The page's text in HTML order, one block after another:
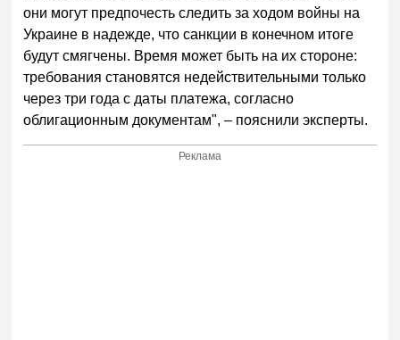
они могут предпочесть следить за ходом войны на
Украине в надежде, что санкции в конечном итоге
будут смягчены. Время может быть на их стороне:
требования становятся недействительными только
через три года с даты платежа, согласно
облигационным документам", – пояснили эксперты.
Реклама